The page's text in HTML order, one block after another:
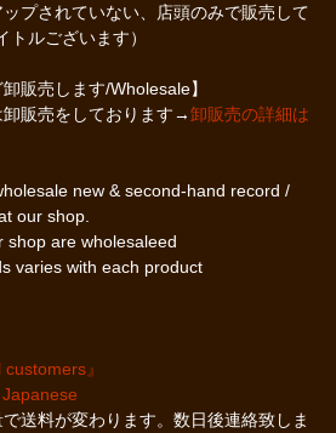
ップされていない、店頭のみで販売して
ルございます）
販売します/Wholesale】
販売をしております→卸販売の詳細は
new & second-hand record /
our shop.
shop are wholesaleed
varies with each product
』
送料が変わります。数日後連絡致しま